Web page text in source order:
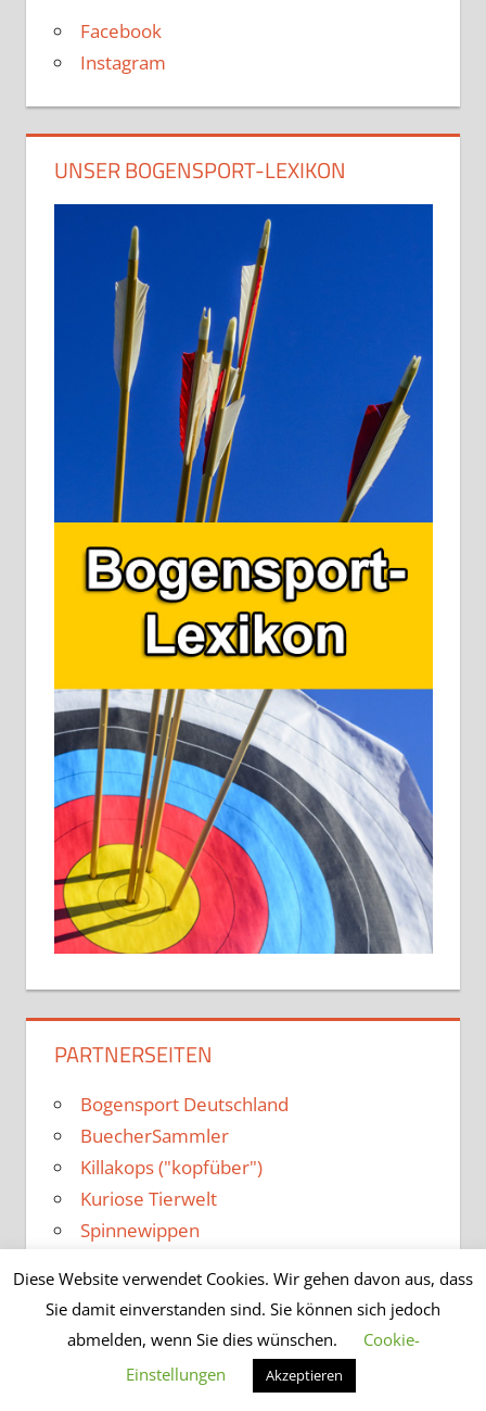
Facebook
Instagram
UNSER BOGENSPORT-LEXIKON
PARTNERSEITEN
Bogensport Deutschland
BuecherSammler
Killakops ("kopfüber")
Kuriose Tierwelt
Spinnewippen
WordPress-Theme: Tortuga von ThemeZee.
Diese Website verwendet Cookies. Wir gehen davon aus, dass
Sie damit einverstanden sind. Sie können sich jedoch
abmelden, wenn Sie dies wünschen.
Cookie-
Einstellungen
Akzeptieren